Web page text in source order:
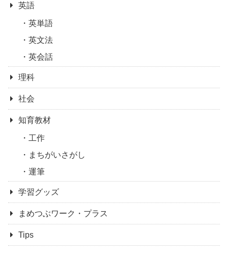
英語
英単語
英文法
英会話
理科
社会
知育教材
工作
まちがいさがし
運筆
学習グッズ
まめつぶワーク・プラス
Tips